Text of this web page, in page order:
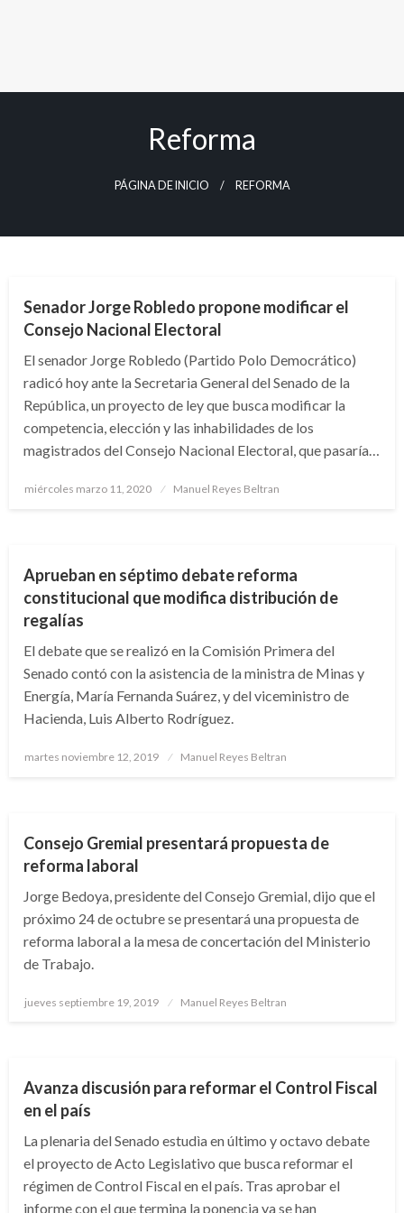
Reforma
PÁGINA DE INICIO REFORMA
Senador Jorge Robledo propone modificar el
Consejo Nacional Electoral
El senador Jorge Robledo (Partido Polo Democrático)
radicó hoy ante la Secretaria General del Senado de la
República, un proyecto de ley que busca modificar la
competencia, elección y las inhabilidades de los
magistrados del Consejo Nacional Electoral, que pasaría…
Publicado
miércoles marzo 11, 2020 Manuel Reyes Beltran
Aprueban en séptimo debate reforma
constitucional que modifica distribución de
regalías
El debate que se realizó en la Comisión Primera del
Senado contó con la asistencia de la ministra de Minas y
Energía, María Fernanda Suárez, y del viceministro de
Hacienda, Luis Alberto Rodríguez.
Publicado
martes noviembre 12, 2019 Manuel Reyes Beltran
Consejo Gremial presentará propuesta de
reforma laboral
Jorge Bedoya, presidente del Consejo Gremial, dijo que el
próximo 24 de octubre se presentará una propuesta de
reforma laboral a la mesa de concertación del Ministerio
de Trabajo.
Publicado
jueves septiembre 19, 2019 Manuel Reyes Beltran
Avanza discusión para reformar el Control Fiscal
en el país
La plenaria del Senado estudìa en último y octavo debate
el proyecto de Acto Legislativo que busca reformar el
régimen de Control Fiscal en el país. Tras aprobar el
informe con el que termina la ponencia ya se han